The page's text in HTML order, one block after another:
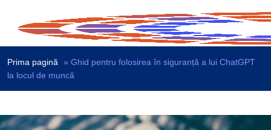
Prima pagină » Ghid pentru folosirea în siguranță a lui ChatGPT
la locul de muncă